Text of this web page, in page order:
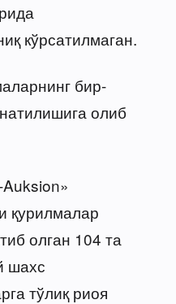
кўрсатилмаган.
бир-
олиб
қурилмалар
олган 104 та
шахс
тўлиқ риоя